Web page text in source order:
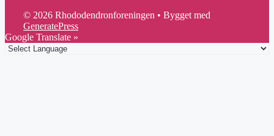
© 2026 Rhododendronforeningen • Bygget med
GeneratePress
Google Translate »